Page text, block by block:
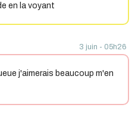
en la voyant
3 juin - 05h26
j'aimerais beaucoup m'en